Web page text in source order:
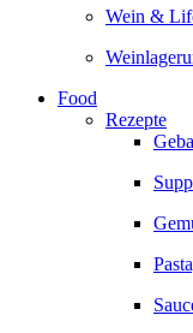
Wein &
Food
Rezepte